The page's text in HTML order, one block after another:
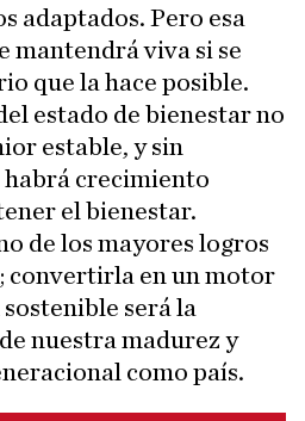
adaptados. Pero esa
mantendrá viva si se
que la hace posible.
estado de bienestar no
estable, y sin
habrá crecimiento
el bienestar.
de los mayores logros
convertirla en un motor
será la
nuestra madurez y
como país.